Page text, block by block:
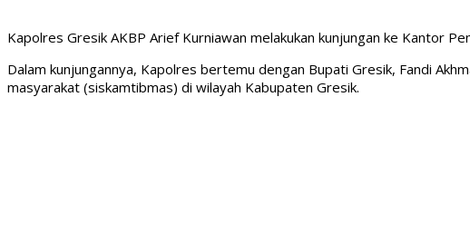
Kapolres Gresik AKBP Arief Kurniawan melakukan kunjungan ke Kantor
Dalam kunjungannya, Kapolres bertemu dengan Bupati Gresik, Fandi
masyarakat (siskamtibmas) di wilayah Kabupaten Gresik.